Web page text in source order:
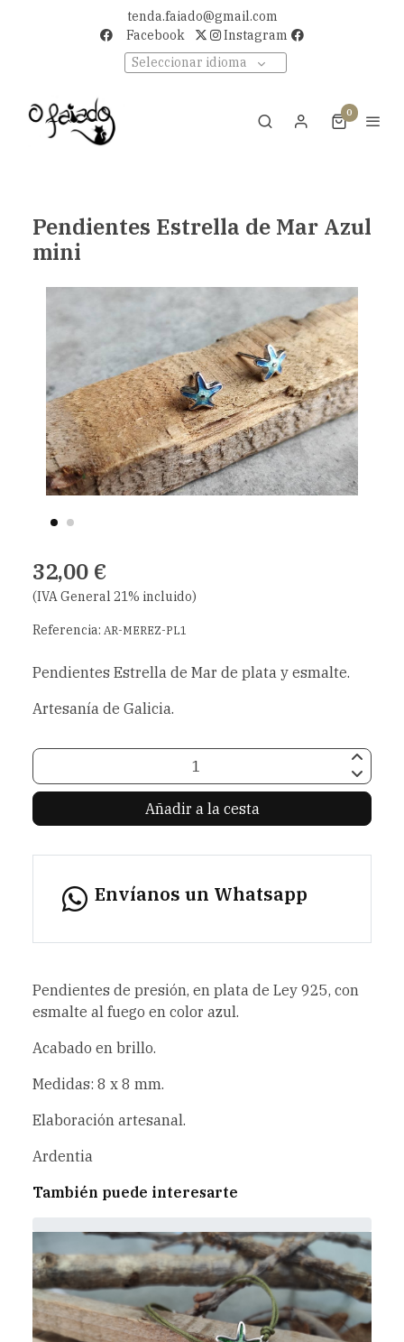
tenda.faiado@gmail.com
Facebook
Instagram
Seleccionar idioma
0
Pendientes Estrella de Mar Azul
mini
32,00 €
(IVA General 21% incluido)
Referencia: AR-MEREZ-PL1
Pendientes Estrella de Mar de plata y esmalte.
Artesanía de Galicia.
Añadir a la cesta
Envíanos un Whatsapp
Pendientes de presión, en plata de Ley 925, con
esmalte al fuego en color azul.
Acabado en brillo.
Medidas: 8 x 8 mm.
Elaboración artesanal.
Ardentia
También puede interesarte